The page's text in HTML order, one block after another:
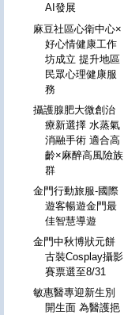
AI發展
麻豆社區心衛中心×
好心情健康工作
坊成立 提升地區
民眾心理健康服
務
攝護腺肥大微創治
療新選擇 水蒸氣
消融手術 適合高
齡×麻醉高風險族
群
金門行動旅服-國際
遊客暢遊金門最
佳智慧導遊
金門中秋博狀元餅
古裝Cosplay攝影
賽票選至8/31
敏惠醫專迎新生別
開生面 為醫護挹